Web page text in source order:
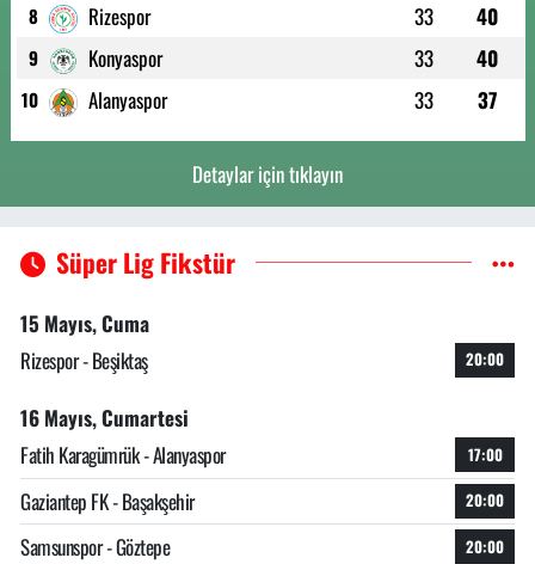
8 Rizespor 33 40
9 Konyaspor 33 40
10 Alanyaspor 33 37
Detaylar için tıklayın
Süper Lig Fikstür
15 Mayıs, Cuma
Rizespor - Beşiktaş
20:00
16 Mayıs, Cumartesi
Fatih Karagümrük - Alanyaspor
17:00
Gaziantep FK - Başakşehir 20:00
Samsunspor - Göztepe 20:00